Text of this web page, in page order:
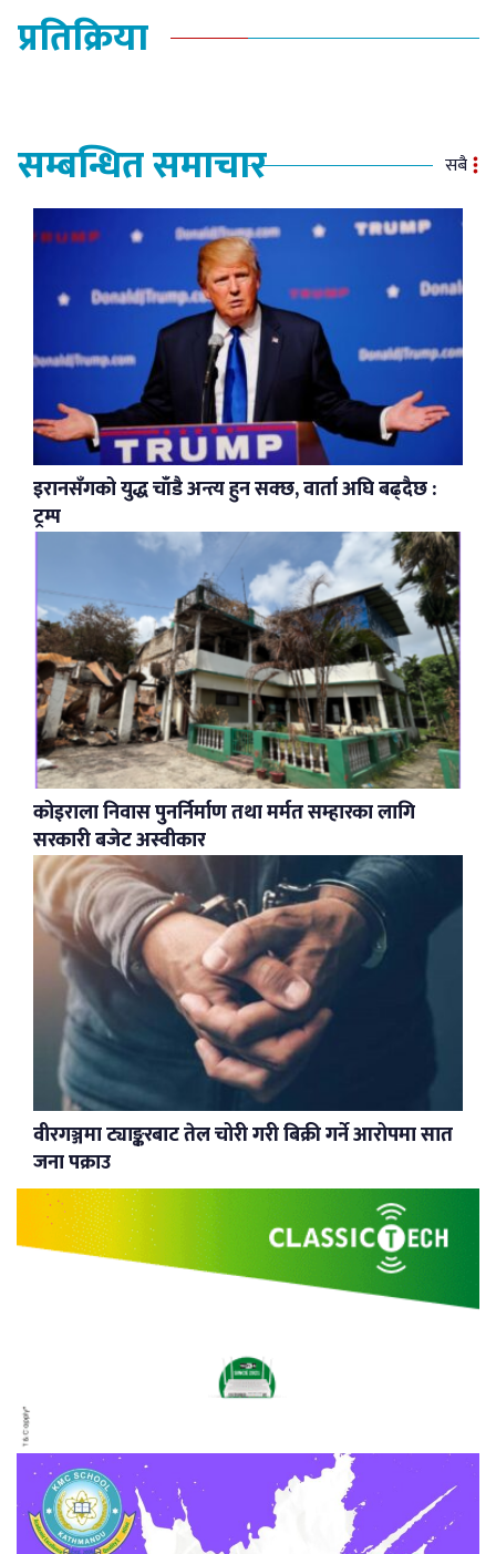
प्रतिक्रिया
सम्बन्धित समाचार सबै
इरानसँगको युद्ध चाँडै अन्त्य हुन सक्छ, वार्ता अघि बढ्दैछ :
ट्रम्प
कोइराला निवास पुनर्निर्माण तथा मर्मत सम्हारका लागि
सरकारी बजेट अस्वीकार
वीरगञ्जमा ट्याङ्करबाट तेल चोरी गरी बिक्री गर्ने आरोपमा सात
जना पक्राउ